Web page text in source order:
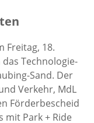
Freitag, 18.
Technologie-
Sand. Der
Verkehr, MdL
Förderbescheid
mit Park + Ride